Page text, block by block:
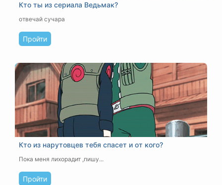
Кто ты из сериала Ведьмак?
отвечай сучара
Пройти
Кто из нарутовцев тебя спасет и от кого?
Пока меня лихорадит ,пишу...
Пройти